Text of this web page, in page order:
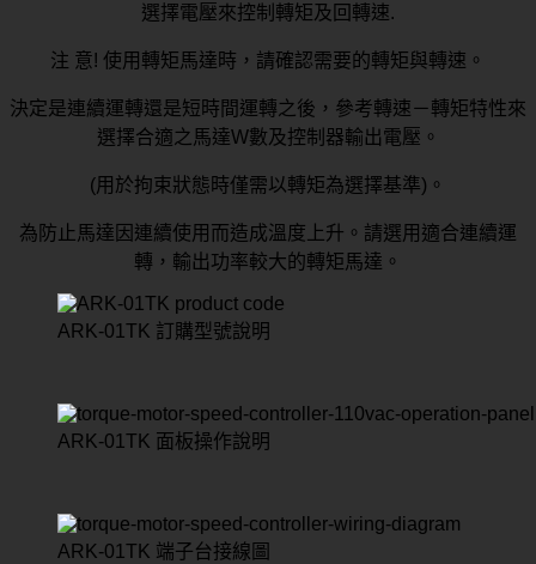
選擇電壓來控制轉矩及回轉速.
注 意! 使用轉矩馬達時，請確認需要的轉矩與轉速。
決定是連續運轉還是短時間運轉之後，參考轉速－轉矩特性來
選擇合適之馬達W數及控制器輸出電壓。
(用於拘束狀態時僅需以轉矩為選擇基準)。
為防止馬達因連續使用而造成溫度上升。請選用適合連續運
轉，輸出功率較大的轉矩馬達。
ARK-01TK 訂購型號說明
ARK-01TK 面板操作說明
ARK-01TK 端子台接線圖